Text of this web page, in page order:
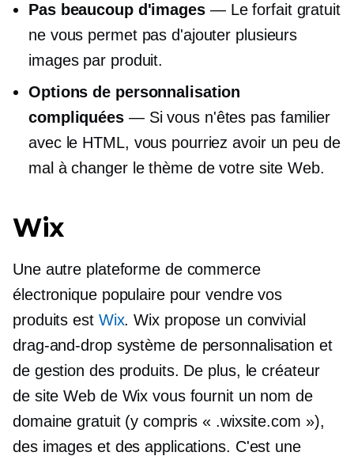
Pas beaucoup d'images— Le forfait gratuit
ne vous permet pas d'ajouter plusieurs
images par produit.
Options de personnalisation
compliquées— Si vous n'êtes pas familier
avec le HTML, vous pourriez avoir un peu de
mal à changer le thème de votre site Web.
Wix
Une autre plateforme de commerce
électronique populaire pour vendre vos
produits est Wix. Wix propose un convivial
drag-and-dropsystème de personnalisation et
de gestion des produits. De plus, le créateur
de site Web de Wix vous fournit un nom de
domaine gratuit (y compris « .wixsite.com »),
des images et des applications. C'est une